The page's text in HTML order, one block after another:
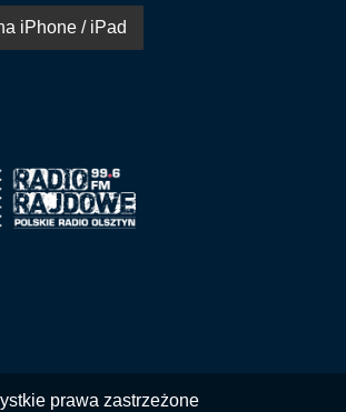
iPhone / iPad
prawa zastrzeżone